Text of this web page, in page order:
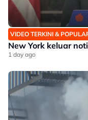
VIDEO TERKINI &
New York keluar
1 day ago